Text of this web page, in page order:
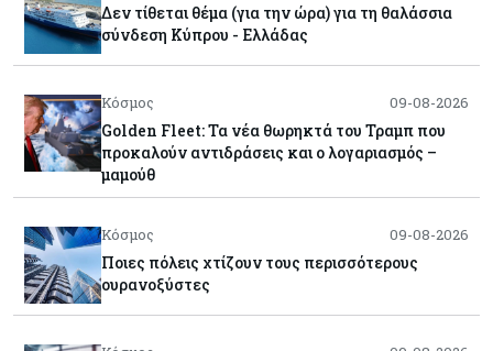
Δεν τίθεται θέμα (για την ώρα) για τη θαλάσσια
σύνδεση Κύπρου - Ελλάδας
Κόσμος 09-08-2026
Golden Fleet: Τα νέα θωρηκτά του Τραμπ που
προκαλούν αντιδράσεις και ο λογαριασμός –
μαμούθ
Κόσμος 09-08-2026
Ποιες πόλεις χτίζουν τους περισσότερους
ουρανοξύστες